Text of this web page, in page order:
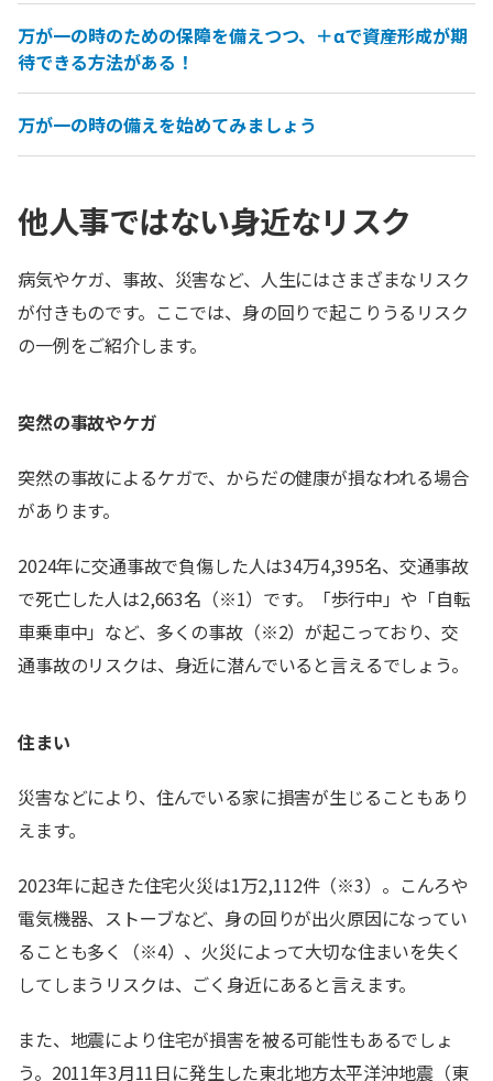
万が一の時のための保障を備えつつ、＋αで資産形成が期
待できる方法がある！
万が一の時の備えを始めてみましょう
他人事ではない身近なリスク
病気やケガ、事故、災害など、人生にはさまざまなリスク
が付きものです。ここでは、身の回りで起こりうるリスク
の一例をご紹介します。
突然の事故やケガ
突然の事故によるケガで、からだの健康が損なわれる場合
があります。
2024年に交通事故で負傷した人は34万4,395名、交通事故
で死亡した人は2,663名（※1）です。「歩行中」や「自転
車乗車中」など、多くの事故（※2）が起こっており、交
通事故のリスクは、身近に潜んでいると言えるでしょう。
住まい
災害などにより、住んでいる家に損害が生じることもあり
えます。
2023年に起きた住宅火災は1万2,112件（※3）。こんろや
電気機器、ストーブなど、身の回りが出火原因になってい
ることも多く（※4）、火災によって大切な住まいを失く
してしまうリスクは、ごく身近にあると言えます。
また、地震により住宅が損害を被る可能性もあるでしょ
う。2011年3月11日に発生した東北地方太平洋沖地震（東